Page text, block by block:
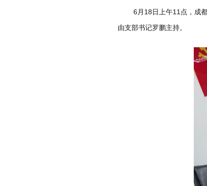
6月18日上午11点，成都
由支部书记罗鹏主持。